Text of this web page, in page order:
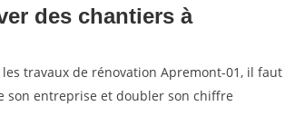
des chantiers à
travaux de rénovation Apremont-01, il faut
entreprise et doubler son chiffre